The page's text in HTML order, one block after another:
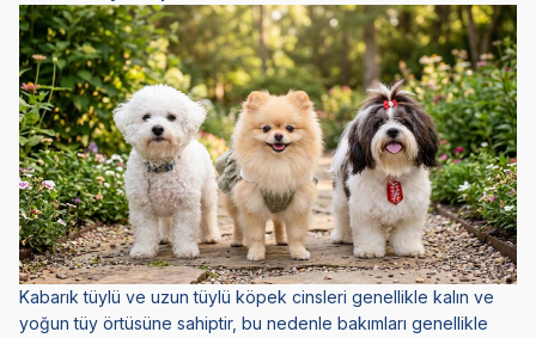
Kabarık tüylü ve uzun tüylü köpek cinsleri genellikle kalın ve
yoğun tüy örtüsüne sahiptir, bu nedenle bakımları genellikle